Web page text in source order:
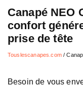
Canapé NEO
confort
prise de tête
Touslescanapes.com/
Besoin de vous